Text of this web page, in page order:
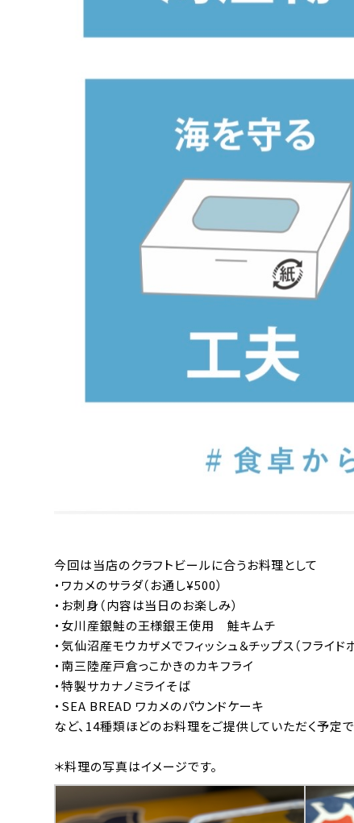
今回は当店のクラフトビールに合うお料理として
・ワカメのサラダ（お通し¥500）
・お刺身（内容は当日のお楽しみ）
・女川産銀鮭の王様銀王使用 鮭キムチ
・気仙沼産モウカザメでフィッシュ＆チップス（フライド
・南三陸産戸倉っこかきのカキフライ
・特製サカナノミライそば
・SEA BREAD ワカメのパウンドケーキ
など、14種類ほどのお料理をご提供していただく予定で
＊料理の写真はイメージです。